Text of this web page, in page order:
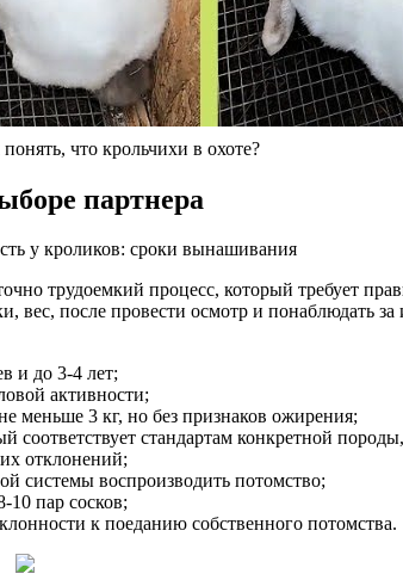
что крольчихи в охоте?
партнера
у кроликов: сроки вынашивания
трудоемкий процесс, который требует
вес, после провести осмотр и понаблюдать
и до 3-4 лет;
активности;
меньше 3 кг, но без признаков ожирения;
соответствует стандартам конкретной
отклонений;
системы воспроизводить потомство;
10 пар сосков;
к поеданию собственного потомства.